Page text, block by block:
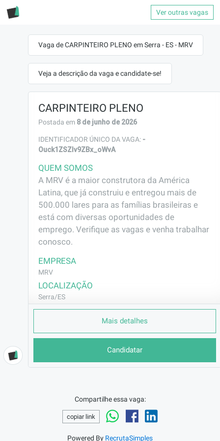
Ver outras vagas
Vaga de CARPINTEIRO PLENO em Serra - ES - MRV
Veja a descrição da vaga e candidate-se!
CARPINTEIRO PLENO
Postada em 8 de junho de 2026
IDENTIFICADOR ÚNICO DA VAGA: -
Ouck1ZSZlv9ZBx_oWvA
QUEM SOMOS
A MRV é a maior construtora da América
Latina, que já construiu e entregou mais de
500.000 lares para as famílias brasileiras e
está com diversas oportunidades de
emprego. Verifique as vagas e venha trabalhar
conosco.
EMPRESA
MRV
LOCALIZAÇÃO
Serra/ES
REMUNERAÇÃO
VAGA AFIRMATIVA
Construção Civil
BENEFÍCIOS
Candidatar
Mais detalhes
Compartilhe essa vaga:
copiar link
Powered By RecrutaSimples